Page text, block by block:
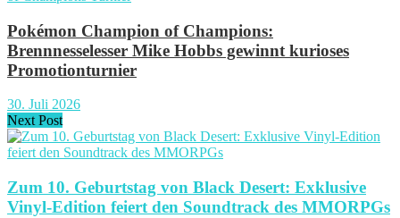
Pokémon Champion of Champions:
Brennnesselesser Mike Hobbs gewinnt kurioses
Promotionturnier
30. Juli 2026
Next Post
Zum 10. Geburtstag von Black Desert: Exklusive
Vinyl-Edition feiert den Soundtrack des MMORPGs